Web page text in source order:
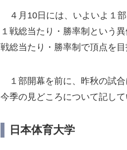
４月10日には、いよいよ１
１戦総当たり・勝率制という
戦総当たり・勝率制で頂点を目
１部開幕を前に、昨秋の試合
今季の見どころについて記し
日本体育大学